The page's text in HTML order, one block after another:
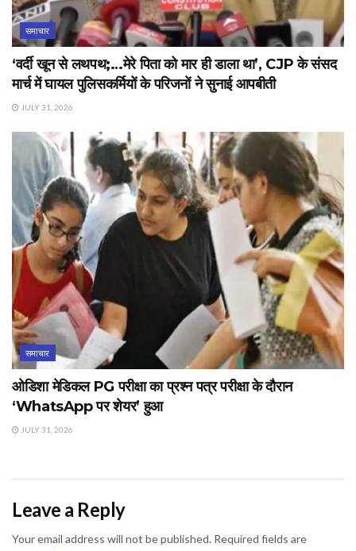
समाचार
‘वर्दी खून से लथपथ;…मेरे पिता को मार ही डाला था’, CJP के संसद
मार्च में घायल पुलिसकर्मियों के परिजनों ने सुनाई आपबीती
JULY 31, 2026
समाचार
ओडिशा मेडिकल PG परीक्षा का प्रश्न पत्र परीक्षा के दौरान
‘WhatsApp पर शेयर’ हुआ
JULY 31, 2026
Leave a Reply
Your email address will not be published. Required fields are